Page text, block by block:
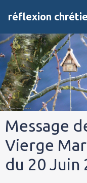
réflexion
Message
Vierge
du 20 Juin